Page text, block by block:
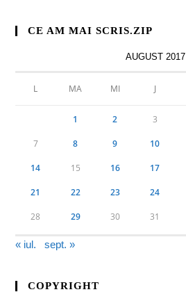
CE AM MAI SCRIS.ZIP
AUGUST 2017
L MA MI J
1 2 3
7 8 9 10
14 15 16 17
21 22 23 24
28 29 30 31
« iul. sept. »
COPYRIGHT